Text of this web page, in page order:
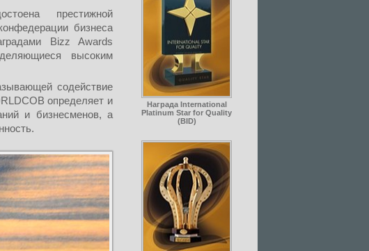
престижной
бизнеса
Bizz Awards
высоким
содействие
определяет и
и бизнесменов, а
Награда International
Platinum Star for Quality
(BID)